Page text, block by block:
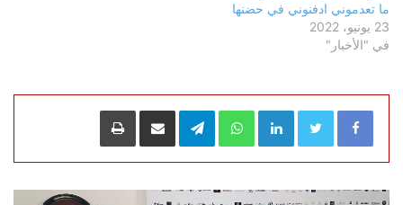
ما تعدموني ادفنوني في حضنها
23 يونيو، 2022
في "الأخبار"
LinkedIn
WhatsApp
Telegramمشاركة عبر البريد طباعة